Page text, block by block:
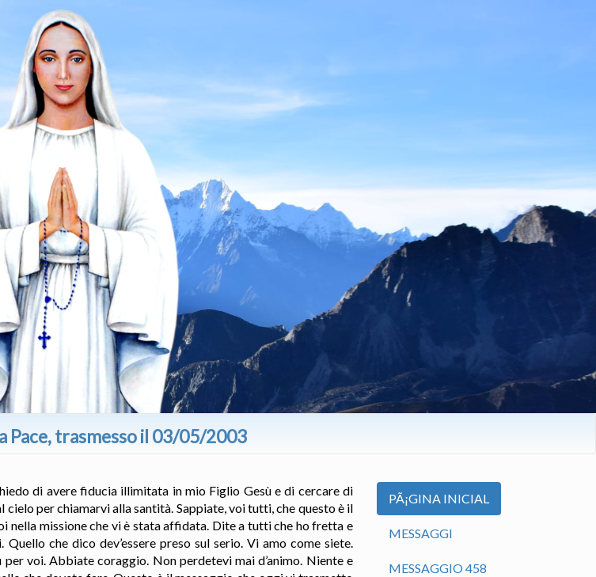
Pace, trasmesso il 03/05/2003
di avere fiducia illimitata in mio Figlio Gesù e di cercare di
per chiamarvi alla santità. Sappiate, voi tutti, che questo è il
nella missione che vi è stata affidata. Dite a tutti che ho fretta e
che dico dev’essere preso sul serio. Vi amo come siete.
voi. Abbiate coraggio. Non perdetevi mai d’animo. Niente e
PÃ¡GINA INICIAL
MESSAGGI
MESSAGGIO 458